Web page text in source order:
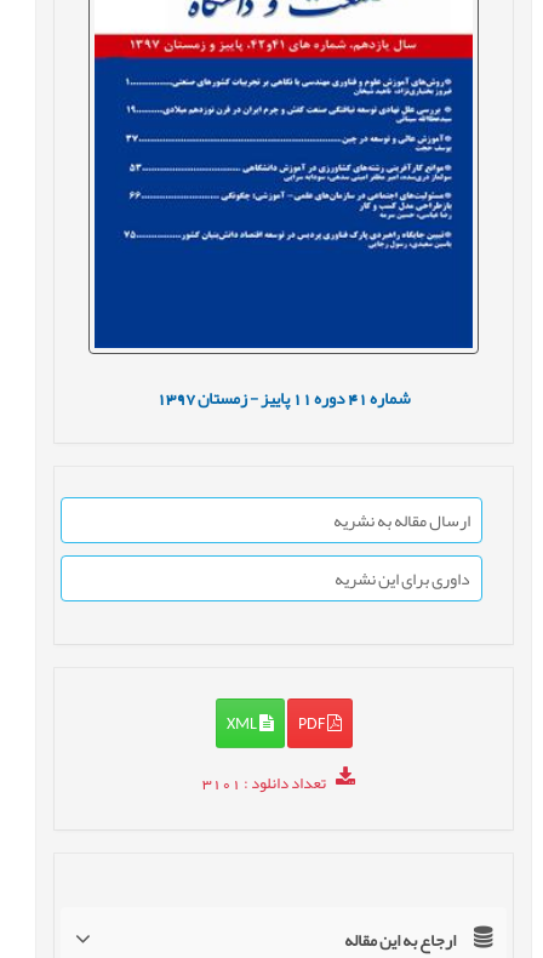
شماره41 دوره11 پاییز - زمستان1397
ارسال مقاله به نشریه
داوری برای این نشریه
PDF
XML
تعداد دانلود: 3101
ارجاع به این مقاله